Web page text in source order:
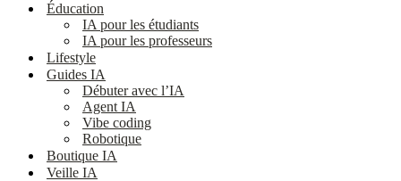
Éducation
IA pour les étudiants
IA pour les professeurs
Lifestyle
Guides IA
Débuter avec l’IA
Agent IA
Vibe coding
Robotique
Boutique IA
Veille IA